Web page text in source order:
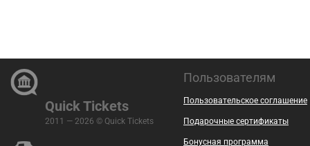
Quick Tickets
2011 — 2026 © Quick Tickets
Пользователям
Пользовательское соглашение
Подарочные сертификаты
Бонусная программа